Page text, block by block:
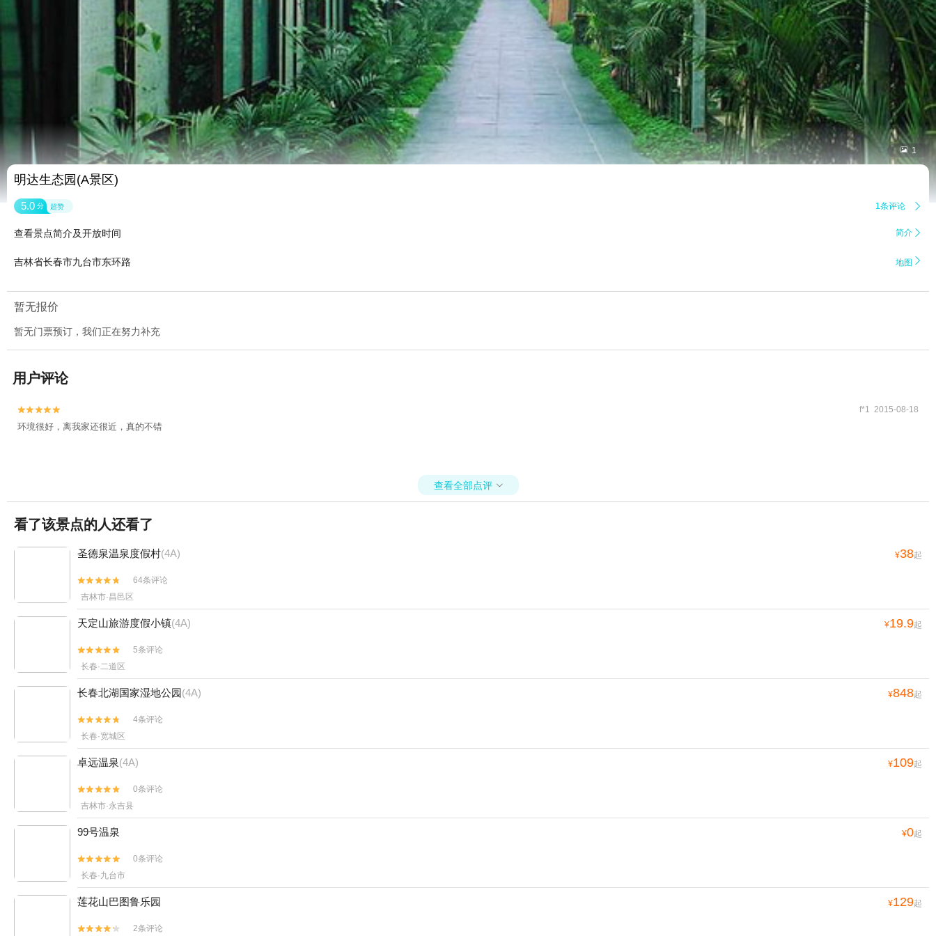
 1
明达生态园(A景区)
5.0 分 超赞 1条评论 
查看景点简介及开放时间 简介 
吉林省长春市九台市东环路 地图 
暂无报价
暂无门票预订，我们正在努力补充
用户评论

 f*1 2015-08-18
环境很好，离我家还很近，真的不错
查看全部点评 
看了该景点的人还看了
圣德泉温泉度假村(4A) ¥38起


64条评论
吉林市·昌邑区
天定山旅游度假小镇(4A) ¥19.9起


5条评论
长春·二道区
长春北湖国家湿地公园(4A) ¥848起


4条评论
长春·宽城区
卓远温泉(4A) ¥109起


0条评论
吉林市·永吉县
99号温泉 ¥0起


0条评论
长春·九台市
莲花山巴图鲁乐园 ¥129起

 2条评论